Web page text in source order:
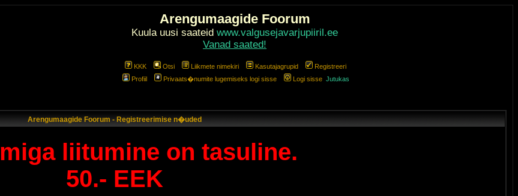
Arengumaagide Foorum
Kuula uusi saateid www.valgusejavarjupiiril.ee
Vanad saated!
KKK Otsi Liikmete nimekiri Kasutajagrupid
Registreeri
Profiil
Privaats�numite lugemiseks logi sisse Logi sisse Jutukas
Arengumaagide Foorum - Registreerimise n�uded
liitumine on tasuline.
50.- EEK